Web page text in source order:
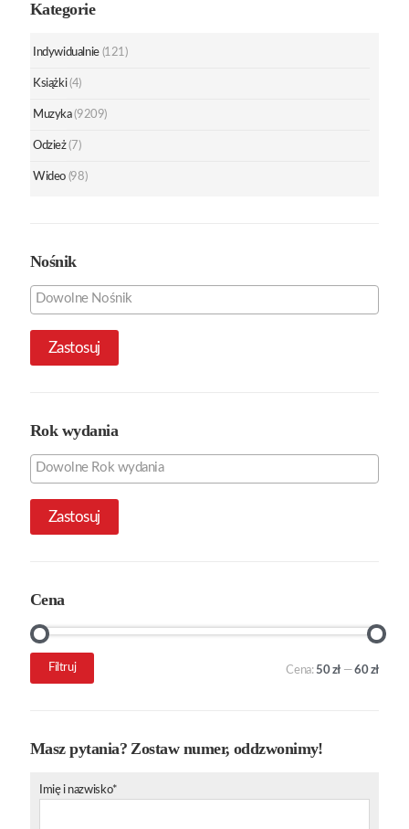
Kategorie
Indywidualnie (121)
Książki (4)
Muzyka (9209)
Odzież (7)
Wideo (98)
Nośnik
Zastosuj
Rok wydania
Zastosuj
Cena
Cena
Cena
Filtruj Cena:50 zł —60 zł
Masz pytania? Zostaw numer, oddzwonimy!
Imię i nazwisko*